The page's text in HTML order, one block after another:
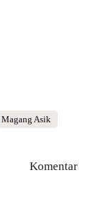
Magang Asik
Komentar